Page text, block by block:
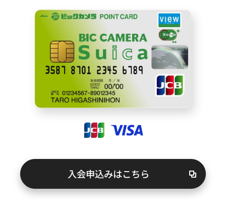
ポイントを使う
キャンペーン情報
お客さまサポート
FAQ（よくあるご質問）
入会申込みはこちら